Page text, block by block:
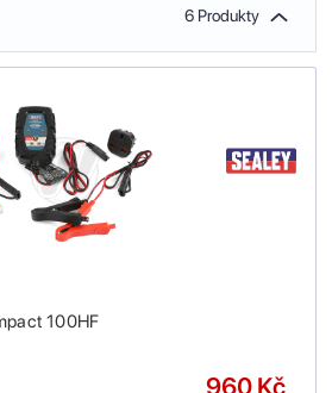
6 Produkty
100HF
960 Kč